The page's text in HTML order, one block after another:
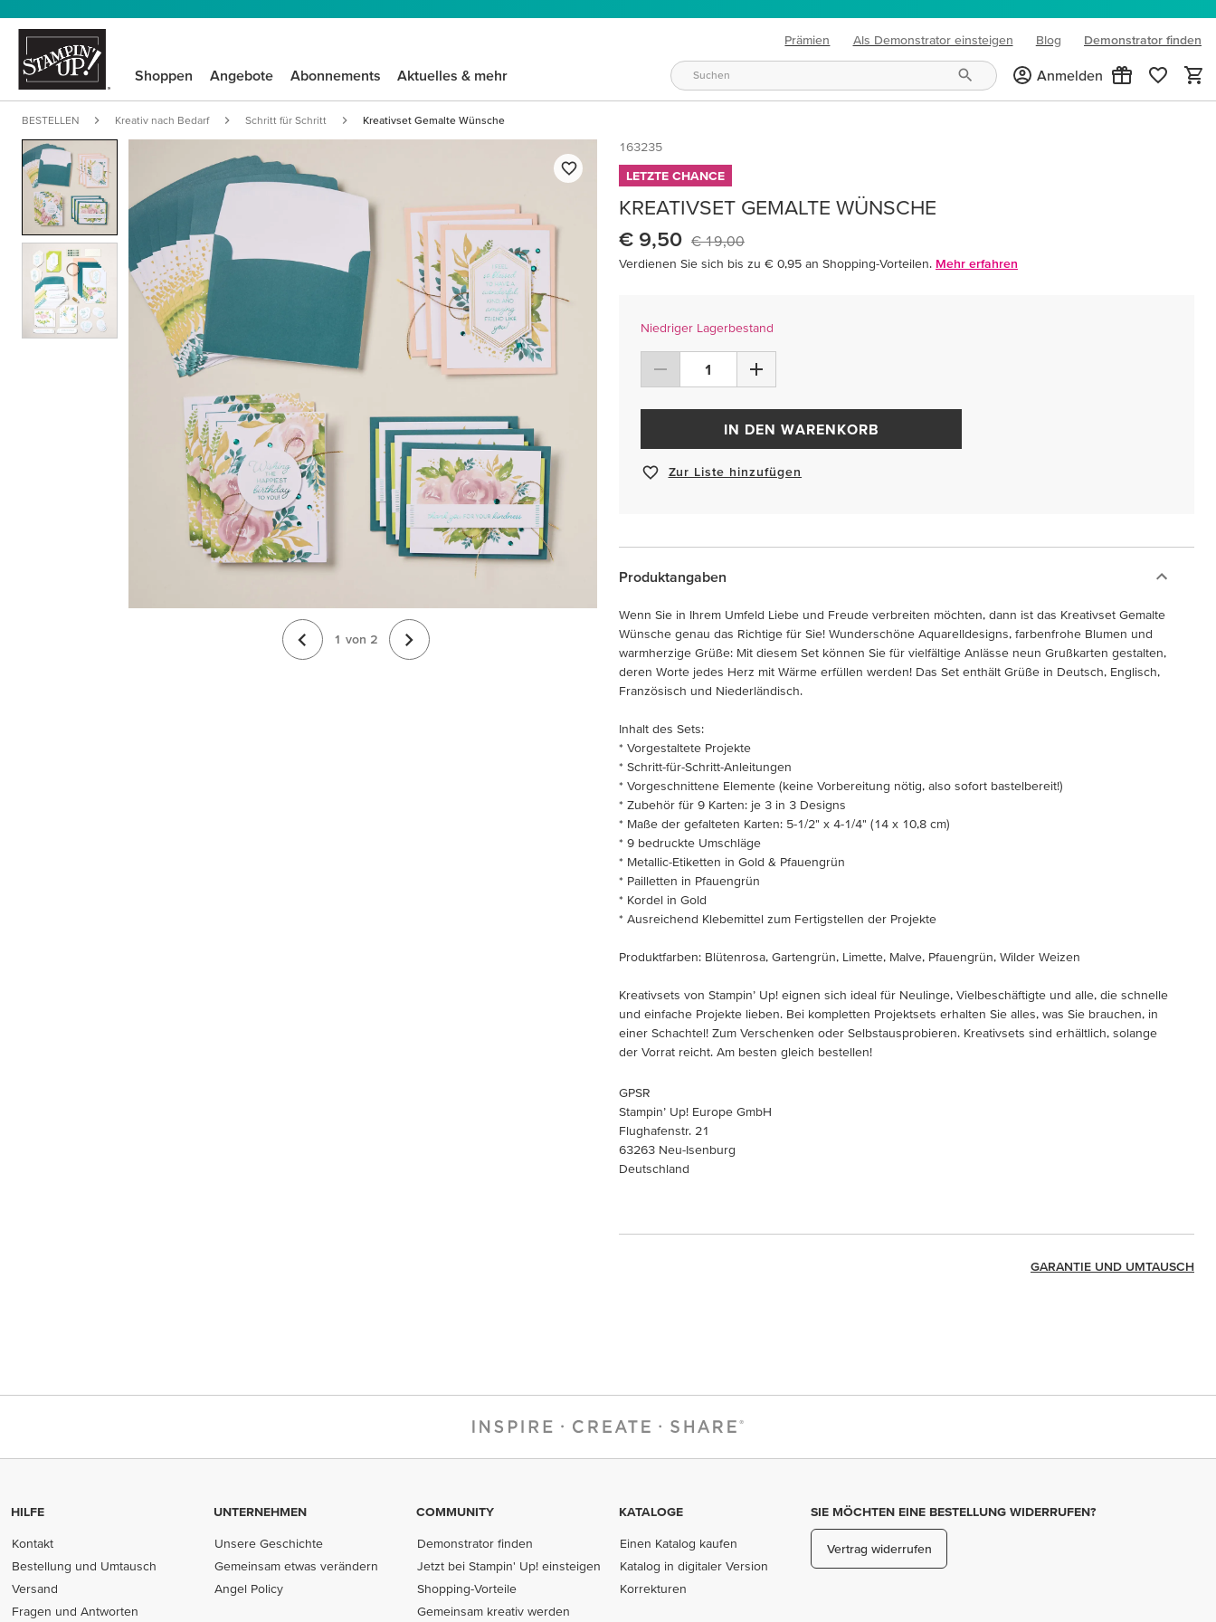
Prämien Als Demonstrator einsteigen Blog
(opens in new tab)
Demonstrator finden
Shoppen Angebote Abonnements Aktuelles & mehr Anmelden
BESTELLEN Kreativ nach Bedarf Schritt für Schritt Kreativset Gemalte Wünsche
1 von 2
163235
LETZTE CHANCE
KREATIVSET GEMALTE WÜNSCHE
€ 9,50 € 19,00
Verdienen Sie sich bis zu € 0,95 an Shopping-Vorteilen. Mehr erfahren
Niedriger Lagerbestand
IN DEN WARENKORB
Zur Liste hinzufügen
Produktangaben
Wenn Sie in Ihrem Umfeld Liebe und Freude verbreiten möchten, dann ist das Kreativset Gemalte
Wünsche genau das Richtige für Sie! Wunderschöne Aquarelldesigns, farbenfrohe Blumen und
warmherzige Grüße: Mit diesem Set können Sie für vielfältige Anlässe neun Grußkarten gestalten,
deren Worte jedes Herz mit Wärme erfüllen werden! Das Set enthält Grüße in Deutsch, Englisch,
Französisch und Niederländisch.
Inhalt des Sets:
* Vorgestaltete Projekte
* Schritt-für-Schritt-Anleitungen
* Vorgeschnittene Elemente (keine Vorbereitung nötig, also sofort bastelbereit!)
* Zubehör für 9 Karten: je 3 in 3 Designs
* Maße der gefalteten Karten: 5-1/2" x 4-1/4" (14 x 10,8 cm)
* 9 bedruckte Umschläge
* Metallic-Etiketten in Gold & Pfauengrün
* Pailletten in Pfauengrün
* Kordel in Gold
* Ausreichend Klebemittel zum Fertigstellen der Projekte
Produktfarben: Blütenrosa, Gartengrün, Limette, Malve, Pfauengrün, Wilder Weizen
Kreativsets von Stampin’ Up! eignen sich ideal für Neulinge, Vielbeschäftigte und alle, die schnelle
und einfache Projekte lieben. Bei kompletten Projektsets erhalten Sie alles, was Sie brauchen, in
einer Schachtel! Zum Verschenken oder Selbstausprobieren. Kreativsets sind erhältlich, solange
der Vorrat reicht. Am besten gleich bestellen!
GPSR
Stampin’ Up! Europe GmbH
Flughafenstr. 21
63263 Neu-Isenburg
Deutschland
GARANTIE UND UMTAUSCH
HILFE
Kontakt
Bestellung und Umtausch
Versand
Fragen und Antworten
UNTERNEHMEN
Unsere Geschichte
Gemeinsam etwas verändern
Angel Policy
COMMUNITY
Demonstrator finden
Jetzt bei Stampin' Up! einsteigen
Shopping-Vorteile
Gemeinsam kreativ werden
KATALOGE
Einen Katalog kaufen
Katalog in digitaler Version
Korrekturen
SIE MÖCHTEN EINE BESTELLUNG WIDERRUFEN?
Vertrag widerrufen